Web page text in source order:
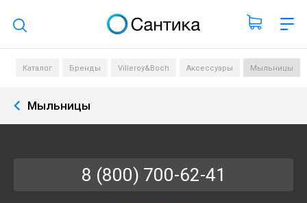
Поиск по каталогу
Каталог Бренды Villeroy&Boch Аксессуары Мыльницы
Мыльницы
8 (800) 700-62-41